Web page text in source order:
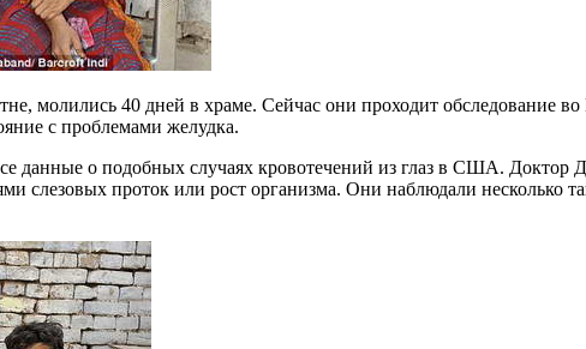
молились 40 дней в храме. Сейчас они проходит обследование
с проблемами желудка.
данные о подобных случаях кровотечений из глаз в США.
слезовых проток или рост организма. Они наблюдали несколько